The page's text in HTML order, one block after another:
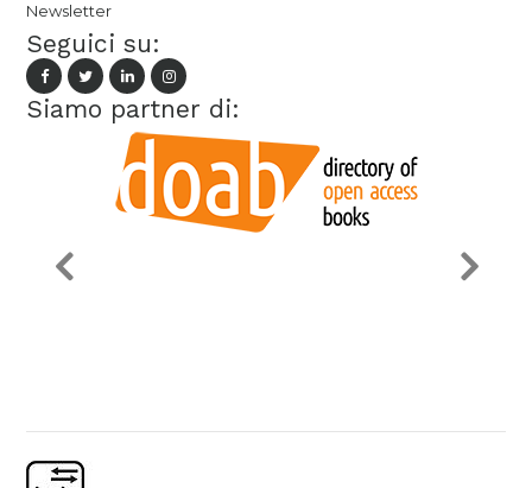
Newsletter
Seguici su:
Siamo partner di: